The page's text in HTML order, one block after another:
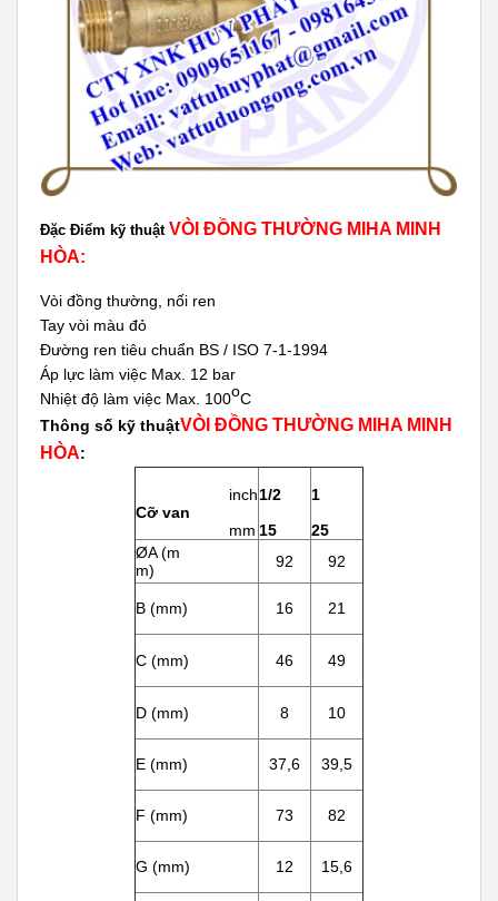
Đặc Điểm kỹ thuật VÒI ĐỒNG THƯỜNG MIHA MINH
HÒA:
Vòi đồng thường, nối ren
Tay vòi màu đỏ
Đường ren tiêu chuẩn BS / ISO 7-1-1994
Áp lực làm việc Max. 12 bar
Nhiệt độ làm việc Max. 100oC
Thông số kỹ thuậtVÒI ĐỒNG THƯỜNG MIHA MINH
HÒA:
inch
Cỡ van
mm
1/2
15
1
25
ØA (m
m)
92 92
B (mm) 16 21
C (mm) 46 49
D (mm) 8 10
E (mm) 37,6 39,5
F (mm) 73 82
G (mm) 12 15,6